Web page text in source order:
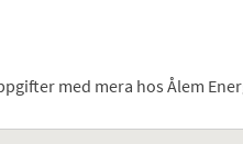
med mera hos Ålem